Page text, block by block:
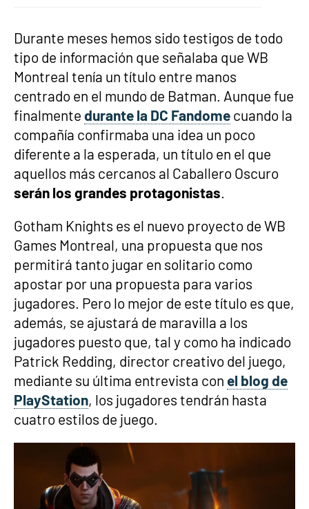
Durante meses hemos sido testigos de todo
tipo de información que señalaba que WB
Montreal tenía un título entre manos
centrado en el mundo de Batman. Aunque fue
finalmente durante la DC Fandome cuando la
compañía confirmaba una idea un poco
diferente a la esperada, un título en el que
aquellos más cercanos al Caballero Oscuro
serán los grandes protagonistas.
Gotham Knights es el nuevo proyecto de WB
Games Montreal, una propuesta que nos
permitirá tanto jugar en solitario como
apostar por una propuesta para varios
jugadores. Pero lo mejor de este título es que,
además, se ajustará de maravilla a los
jugadores puesto que, tal y como ha indicado
Patrick Redding, director creativo del juego,
mediante su última entrevista con el blog de
PlayStation, los jugadores tendrán hasta
cuatro estilos de juego.